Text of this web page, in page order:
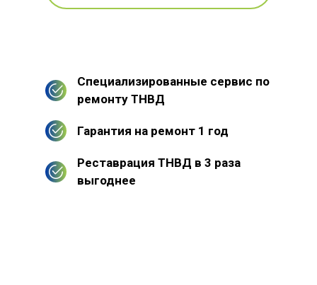
Специализированные сервис по
ремонту ТНВД
Гарантия на ремонт 1 год
Реставрация ТНВД в 3 раза
выгоднее